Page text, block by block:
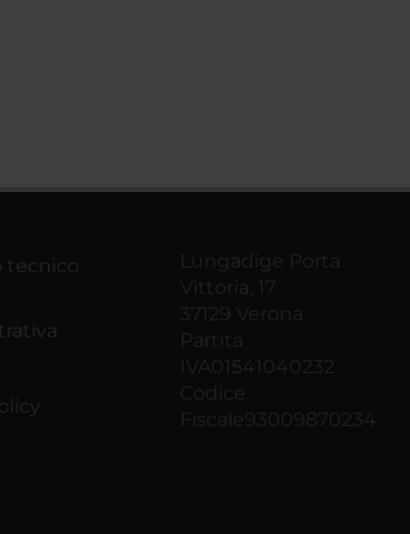
tecnico
Lungadige Porta
Vittoria, 17
37129 Verona
Partita
IVA01541040232
Codice
Fiscale93009870234